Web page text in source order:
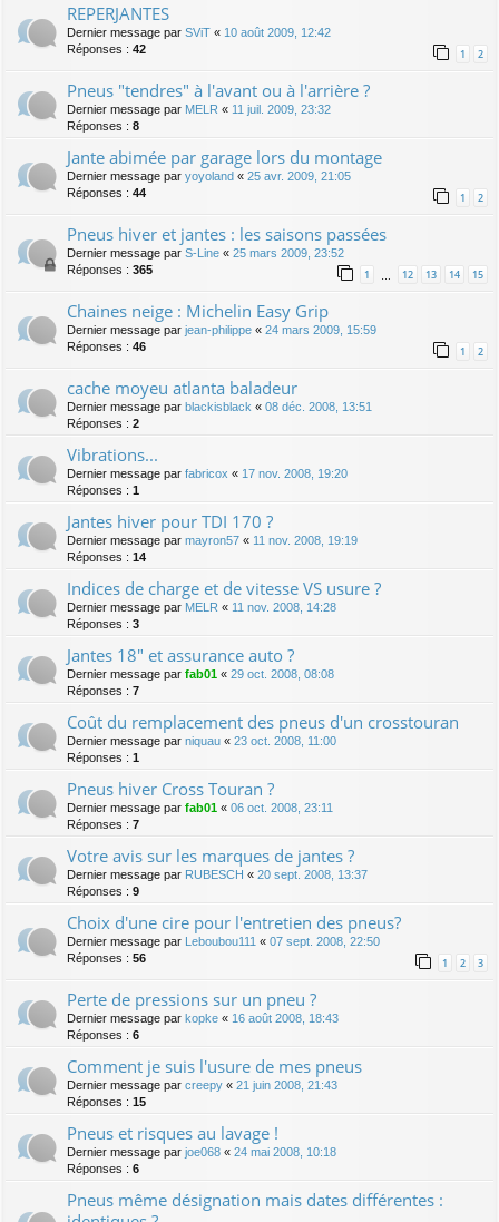
REPERJANTES
Dernier message par SViT « 10 août 2009, 12:42
Réponses : 42 1 2
Pneus "tendres" à l'avant ou à l'arrière ?
Dernier message par MELR « 11 juil. 2009, 23:32
Réponses : 8
Jante abimée par garage lors du montage
Dernier message par yoyoland « 25 avr. 2009, 21:05
Réponses : 44 1 2
Pneus hiver et jantes : les saisons passées
Dernier message par S-Line « 25 mars 2009, 23:52
Réponses : 365 1 … 12 13 14 15
Chaines neige : Michelin Easy Grip
Dernier message par jean-philippe « 24 mars 2009, 15:59
Réponses : 46 1 2
cache moyeu atlanta baladeur
Dernier message par blackisblack « 08 déc. 2008, 13:51
Réponses : 2
Vibrations...
Dernier message par fabricox « 17 nov. 2008, 19:20
Réponses : 1
Jantes hiver pour TDI 170 ?
Dernier message par mayron57 « 11 nov. 2008, 19:19
Réponses : 14
Indices de charge et de vitesse VS usure ?
Dernier message par MELR « 11 nov. 2008, 14:28
Réponses : 3
Jantes 18" et assurance auto ?
Dernier message par fab01 « 29 oct. 2008, 08:08
Réponses : 7
Coût du remplacement des pneus d'un crosstouran
Dernier message par niquau « 23 oct. 2008, 11:00
Réponses : 1
Pneus hiver Cross Touran ?
Dernier message par fab01 « 06 oct. 2008, 23:11
Réponses : 7
Votre avis sur les marques de jantes ?
Dernier message par RUBESCH « 20 sept. 2008, 13:37
Réponses : 9
Choix d'une cire pour l'entretien des pneus?
Dernier message par Leboubou111 « 07 sept. 2008, 22:50
Réponses : 56 1 2 3
Perte de pressions sur un pneu ?
Dernier message par kopke « 16 août 2008, 18:43
Réponses : 6
Comment je suis l'usure de mes pneus
Dernier message par creepy « 21 juin 2008, 21:43
Réponses : 15
Pneus et risques au lavage !
Dernier message par joe068 « 24 mai 2008, 10:18
Réponses : 6
Pneus même désignation mais dates différentes :